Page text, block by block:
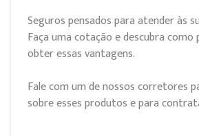
Seguros pensados para atender às
Faça uma cotação e descubra como
obter essas vantagens.
Fale com um de nossos corretores
sobre esses produtos e para